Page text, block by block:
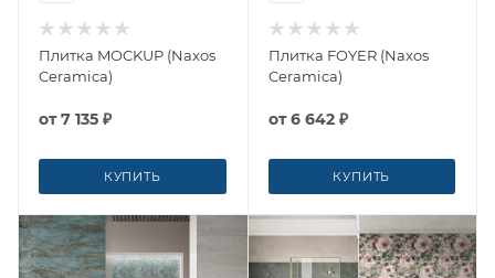
Плитка MOCKUP (Naxos
Ceramica)
от7 135 ₽
КУПИТЬ
Плитка FOYER (Naxos
Ceramica)
от6 642 ₽
КУПИТЬ